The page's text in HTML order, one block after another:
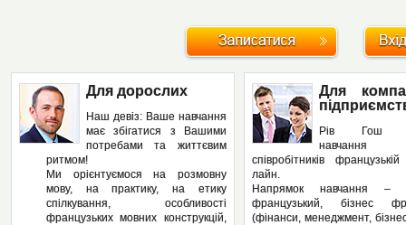
Для дорослих
Наш девіз: Ваше навчання
має збігатися з Вашими
потребами та життєвим
ритмом!
Ми орієнтуємося на розмовну
мову, на практику, на етику
спілкування, особливості
французьких мовних конструкцій,
Для
Рів Гош
навчання
співробітників
лайн.
Напрямок навчання –
французький, бізнес
(фінанси, менеджмент,